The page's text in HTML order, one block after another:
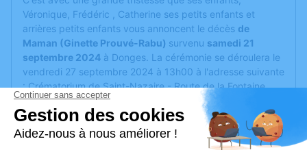
Véronique, Frédéric , Catherine ses petits enfants et
arrières petits enfants vous annoncent le décès de
Maman (Ginette Prouvé-Rabu) survenu samedi 21
septembre 2024 à Donges. La cérémonie se déroulera le
vendredi 27 septembre 2024 à 13h00 à l'adresse suivante
: Crématorium de Saint-Nazaire - Route de la Fontaine
Tuaud - 44600 Saint-Nazaire.
Cet espace privé est destiné à recueillir vos condoléances
ou le souvenir d’un moment passé.